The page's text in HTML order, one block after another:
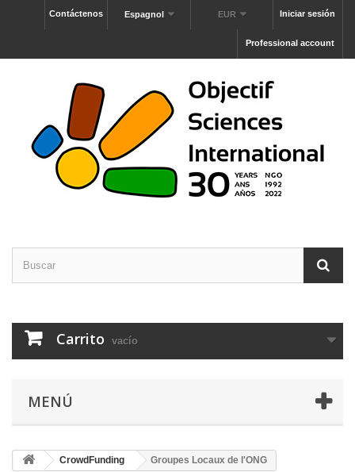
Iniciar sesión
EUR
Espagnol
Contáctenos
Professional account
Carrito vacío
MENÚ
CrowdFunding Groupes Locaux de l'ONG